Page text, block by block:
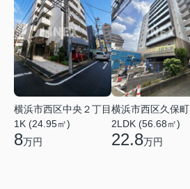
横浜市西区中央２丁目
1K (24.95㎡)
8万円
横浜市西区久保町
2LDK (56.68㎡)
22.8万円